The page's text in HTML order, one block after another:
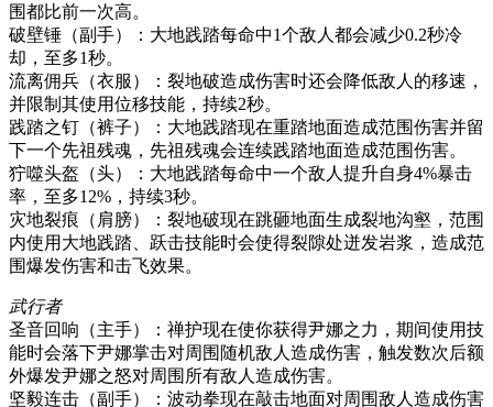
围都比前一次高。
破壁锤（副手）：大地践踏每命中1个敌人都会减少0.2秒冷
却，至多1秒。
流离佣兵（衣服）：裂地破造成伤害时还会降低敌人的移速，
并限制其使用位移技能，持续2秒。
践踏之钉（裤子）：大地践踏现在重踏地面造成范围伤害并留
下一个先祖残魂，先祖残魂会连续践踏地面造成范围伤害。
狞噬头盔（头）：大地践踏每命中一个敌人提升自身4%暴击
率，至多12%，持续3秒。
灾地裂痕（肩膀）：裂地破现在跳砸地面生成裂地沟壑，范围
内使用大地践踏、跃击技能时会使得裂隙处迸发岩浆，造成范
围爆发伤害和击飞效果。
武行者
圣音回响（主手）：禅护现在使你获得尹娜之力，期间使用技
能时会落下尹娜掌击对周围随机敌人造成伤害，触发数次后额
外爆发尹娜之怒对周围所有敌人造成伤害。
坚毅连击（副手）：波动拳现在敲击地面对周围敌人造成伤害